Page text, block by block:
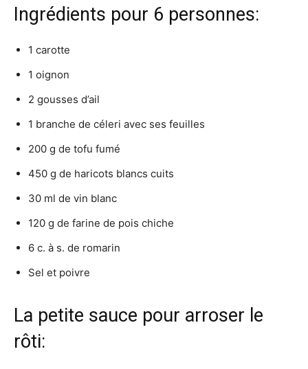
Ingrédients pour 6 personnes:
1 carotte
1 oignon
2 gousses d’ail
1 branche de céleri avec ses feuilles
200 g de tofu fumé
450 g de haricots blancs cuits
30 ml de vin blanc
120 g de farine de pois chiche
6 c. à s. de romarin
Sel et poivre
La petite sauce pour arroser le
rôti: